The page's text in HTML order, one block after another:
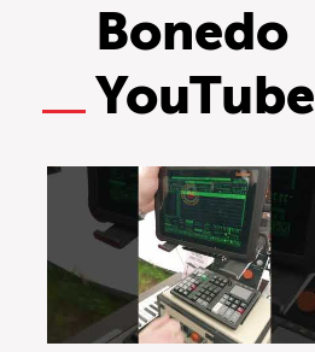
Bonedo
YouTube